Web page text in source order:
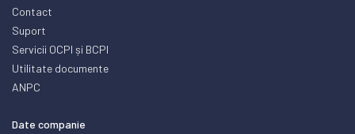
Contact
Suport
Servicii OCPI și BCPI
Utilitate documente
ANPC
Date companie